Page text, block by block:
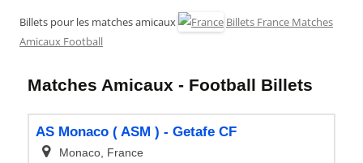
Billets pour les matches amicaux
Billets France Matches
Amicaux Football